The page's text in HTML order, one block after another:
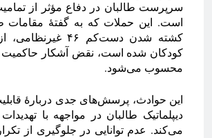
سرپرست طالبان در دفاع مؤثر از
است. این حملات که به گفتهٔ مقامات
کشته شدن دست‌کم ۴۶
کودکان شده است، نقض آشکار حاکمیت
محسوب می‌شود.
این حوادث، پرسش‌های جدی دربارهٔ
دیپلماتیک طالبان در مواجهه با
می‌کند. عدم توانایی در جلوگیری از